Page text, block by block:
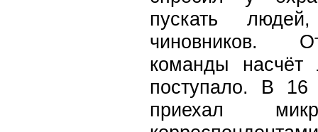
пускать
чиновников.
команды
поступало. В 16
приехал